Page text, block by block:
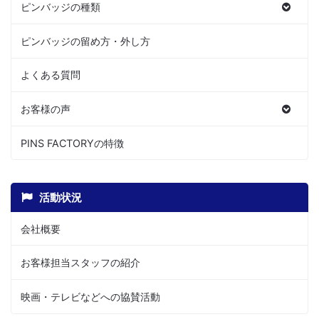
ピンバッジの種類
ピンバッジの留め方・外し方
よくある質問
お客様の声
PINS FACTORYの特徴
活動状況
会社概要
お客様担当スタッフの紹介
映画・テレビなどへの協賛活動